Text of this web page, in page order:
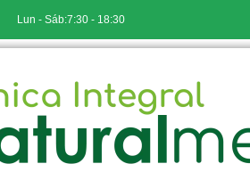
Lun - Sáb:7:30 - 18:30